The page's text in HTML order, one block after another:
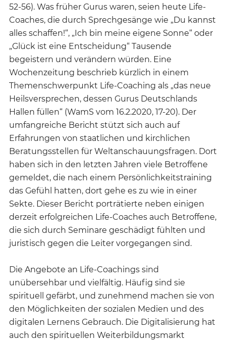
52-56). Was früher Gurus waren, seien heute Life-
Coaches, die durch Sprechgesänge wie „Du kannst
alles schaffen!“, „Ich bin meine eigene Sonne“ oder
„Glück ist eine Entscheidung“ Tausende
begeistern und verändern würden. Eine
Wochenzeitung beschrieb kürzlich in einem
Themenschwerpunkt Life-Coaching als „das neue
Heilsversprechen, dessen Gurus Deutschlands
Hallen füllen“ (WamS vom 16.2.2020, 17-20). Der
umfangreiche Bericht stützt sich auch auf
Erfahrungen von staatlichen und kirchlichen
Beratungsstellen für Weltanschauungsfragen. Dort
haben sich in den letzten Jahren viele Betroffene
gemeldet, die nach einem Persönlichkeitstraining
das Gefühl hatten, dort gehe es zu wie in einer
Sekte. Dieser Bericht porträtierte neben einigen
derzeit erfolgreichen Life-Coaches auch Betroffene,
die sich durch Seminare geschädigt fühlten und
juristisch gegen die Leiter vorgegangen sind.
Die Angebote an Life-Coachings sind
unübersehbar und vielfältig. Häufig sind sie
spirituell gefärbt, und zunehmend machen sie von
den Möglichkeiten der sozialen Medien und des
digitalen Lernens Gebrauch. Die Digitalisierung hat
auch den spirituellen Weiterbildungsmarkt